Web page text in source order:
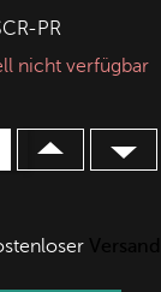
PR
nicht verfügbar